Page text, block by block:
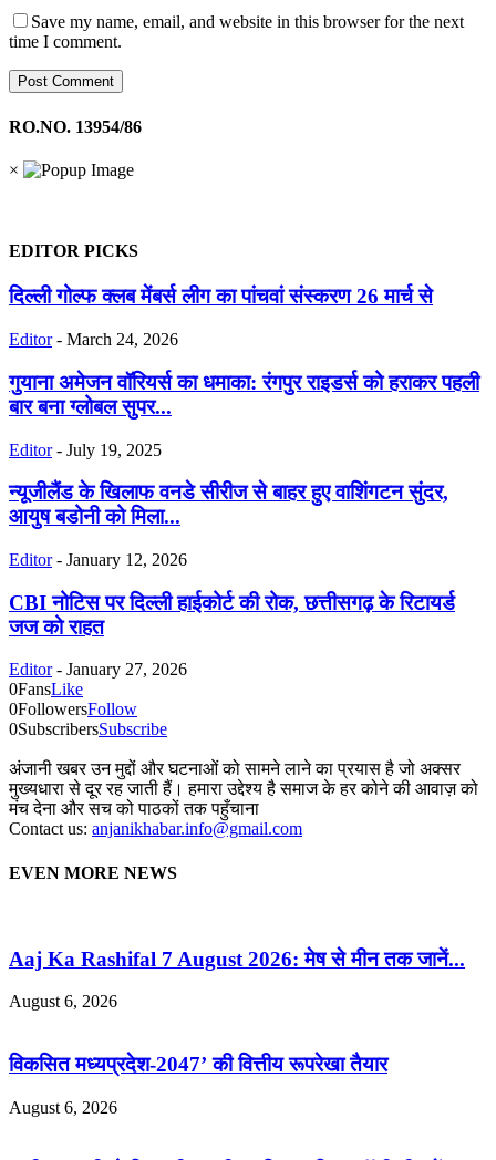
Save my name, email, and website in this browser for the next
time I comment.
RO.NO. 13954/86
×
EDITOR PICKS
दिल्ली गोल्फ क्लब मेंबर्स लीग का पांचवां संस्करण 26 मार्च से
Editor - March 24, 2026
गुयाना अमेजन वॉरियर्स का धमाका: रंगपुर राइडर्स को हराकर पहली
बार बना ग्लोबल सुपर...
Editor - July 19, 2025
न्यूजीलैंड के खिलाफ वनडे सीरीज से बाहर हुए वाशिंगटन सुंदर,
आयुष बडोनी को मिला...
Editor - January 12, 2026
CBI नोटिस पर दिल्ली हाईकोर्ट की रोक, छत्तीसगढ़ के रिटायर्ड
जज को राहत
Editor - January 27, 2026
0FansLike
0FollowersFollow
0SubscribersSubscribe
अंजानी खबर उन मुद्दों और घटनाओं को सामने लाने का प्रयास है जो अक्सर
मुख्यधारा से दूर रह जाती हैं। हमारा उद्देश्य है समाज के हर कोने की आवाज़ को
मंच देना और सच को पाठकों तक पहुँचाना
Contact us: anjanikhabar.info@gmail.com
EVEN MORE NEWS
Aaj Ka Rashifal 7 August 2026: मेष से मीन तक जानें...
August 6, 2026
विकसित मध्यप्रदेश-2047’ की वित्तीय रूपरेखा तैयार
August 6, 2026